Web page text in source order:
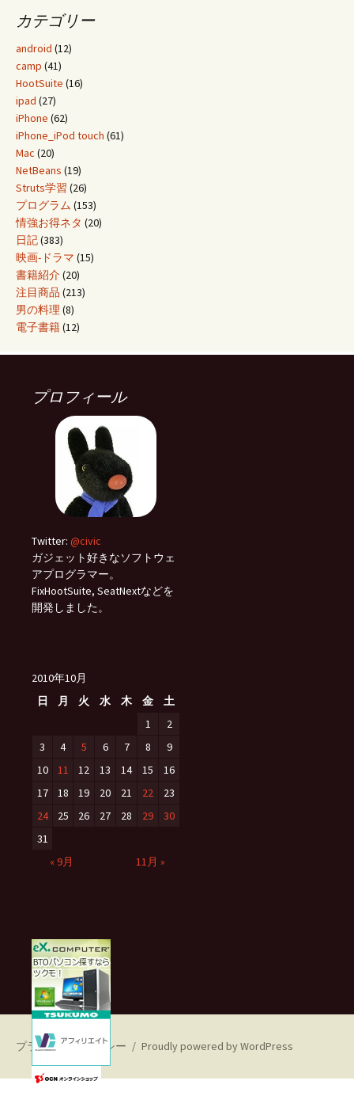
カテゴリー
android (12)
camp (41)
HootSuite (16)
ipad (27)
iPhone (62)
iPhone_iPod touch (61)
Mac (20)
NetBeans (19)
Struts学習 (26)
プログラム (153)
情強お得ネタ (20)
日記(383)
映画-ドラマ (15)
書籍紹介(20)
注目商品 (213)
男の料理 (8)
電子書籍(12)
プロフィール
Twitter: @civic
ガジェット好きなソフトウェ
アプログラマー。
FixHootSuite, SeatNextなどを
開発しました。
2010年10月
日
月 火 水 木 金
土
1
2
3
4 5 6 7 8
9
10
11 12 13 14 15
16
17
18 19 20 21 22
23
24
25 26 27 28 29
30
31
« 9月
11月 »
プライバシーポリシー Proudly powered by WordPress